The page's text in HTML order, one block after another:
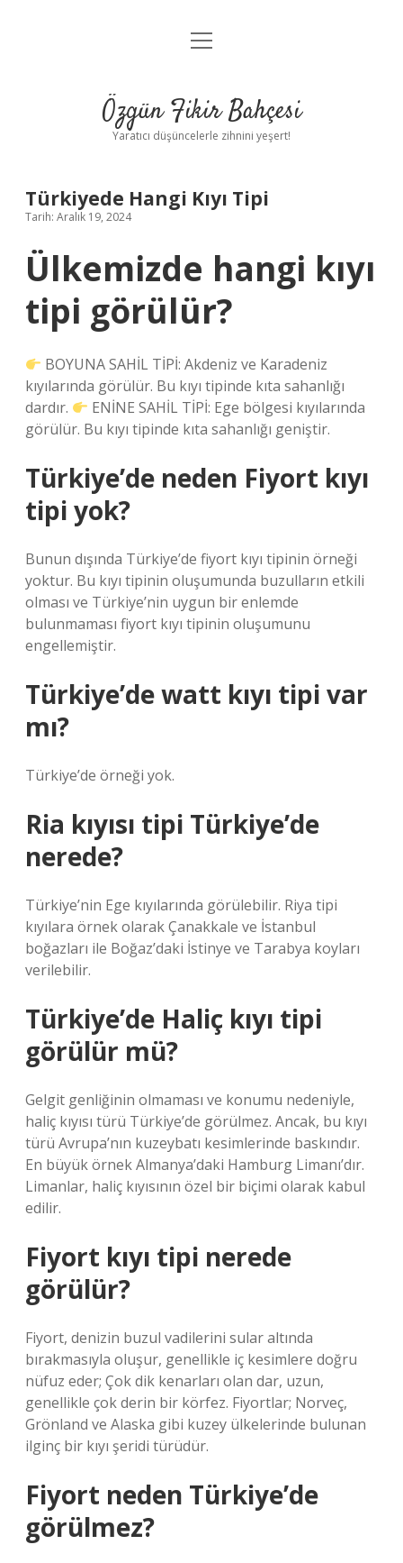
Anasayfa
Yasal Uyarı
menüyü
Özgün Fikir Bahçesi
Yaratıcı düşüncelerle zihnini yeşert!
Türkiyede Hangi Kıyı Tipi
Tarih: Aralık 19, 2024
Ülkemizde hangi kıyı
tipi görülür?
BOYUNA SAHİL TİPİ: Akdeniz ve Karadeniz
kıyılarında görülür. Bu kıyı tipinde kıta sahanlığı
dardır.
ENİNE SAHİL TİPİ: Ege bölgesi kıyılarında
görülür. Bu kıyı tipinde kıta sahanlığı geniştir.
Türkiye’de neden Fiyort kıyı
tipi yok?
Bunun dışında Türkiye’de fiyort kıyı tipinin örneği
yoktur. Bu kıyı tipinin oluşumunda buzulların etkili
olması ve Türkiye’nin uygun bir enlemde
bulunmaması fiyort kıyı tipinin oluşumunu
engellemiştir.
Türkiye’de watt kıyı tipi var
mı?
Türkiye’de örneği yok.
Ria kıyısı tipi Türkiye’de
nerede?
Türkiye’nin Ege kıyılarında görülebilir. Riya tipi
kıyılara örnek olarak Çanakkale ve İstanbul
boğazları ile Boğaz’daki İstinye ve Tarabya koyları
verilebilir.
Türkiye’de Haliç kıyı tipi
görülür mü?
Gelgit genliğinin olmaması ve konumu nedeniyle,
haliç kıyısı türü Türkiye’de görülmez. Ancak, bu kıyı
türü Avrupa’nın kuzeybatı kesimlerinde baskındır.
En büyük örnek Almanya’daki Hamburg Limanı’dır.
Limanlar, haliç kıyısının özel bir biçimi olarak kabul
edilir.
Fiyort kıyı tipi nerede
görülür?
Fiyort, denizin buzul vadilerini sular altında
bırakmasıyla oluşur, genellikle iç kesimlere doğru
nüfuz eder; Çok dik kenarları olan dar, uzun,
genellikle çok derin bir körfez. Fiyortlar; Norveç,
Grönland ve Alaska gibi kuzey ülkelerinde bulunan
ilginç bir kıyı şeridi türüdür.
Fiyort neden Türkiye’de
görülmez?